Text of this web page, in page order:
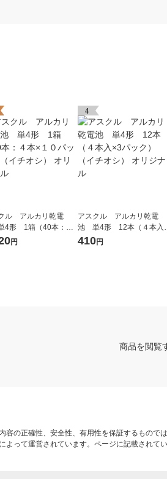
ル アルカリ乾電
形 1箱（40本：４
パック）（イチオ
リジナル
円
4
アスクル アルカリ乾電
池 単4形 12本（４本入
パック）（イチオシ） オリ
410円
商品を閲覧
の正確性、安全性、有用性を保証するものでは
って運営されています。ページに記載されて